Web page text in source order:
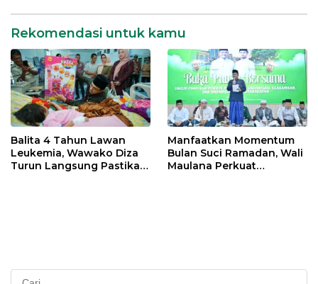
Rekomendasi untuk kamu
Balita 4 Tahun Lawan
Leukemia, Wawako Diza
Turun Langsung Pastikan
Manfaatkan Momentum
Bulan Suci Ramadan, Wali
Maulana Perkuat
Cari